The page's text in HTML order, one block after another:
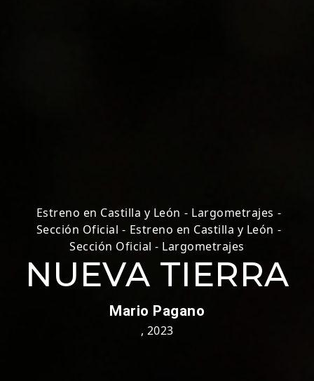
Estreno en Castilla y León - Largometrajes -
Sección Oficial - Estreno en Castilla y León -
Sección Oficial - Largometrajes
NUEVA TIERRA
Mario Pagano
, 2023